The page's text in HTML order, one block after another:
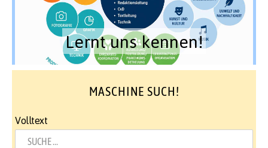
Lernt uns kennen!
MASCHINE SUCH!
Volltext